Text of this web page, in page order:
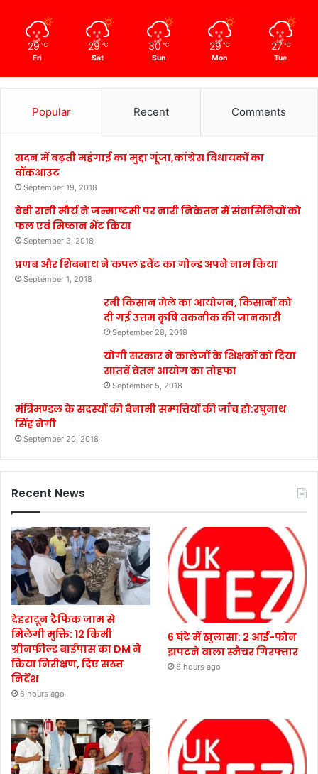
29 ℃
Fri
29 ℃
Sat
30 ℃
Sun
29 ℃
Mon
27 ℃
Tue
Popular Recent Comments
सदन में बढ़ती महंगाई का मुद्दा गूंजा,कांग्रेस विधायकों का
वॉकआउट
September 19, 2018
बेबी रानी मौर्य ने जन्माष्टमी पर नारी निकेतन में संवासिनियों को
फल एवं मिष्ठान भेंट किया
September 3, 2018
प्रणब और शिबनाथ ने कपल इवेंट का गोल्ड अपने नाम किया
September 1, 2018
रबी किसान मेले का आयोजन, किसानों को
दी गई उत्तम कृषि तकनीक की जानकारी
September 28, 2018
योगी सरकार ने कालेजों के शिक्षकों को दिया
सातवें वेतन आयोग का तोहफा
September 5, 2018
मंत्रिमण्डल के सदस्यों की बैनामी सम्पत्तियों की जाँच हो:रघुनाथ
सिंह नेगी
September 20, 2018
Recent News
देहरादून ट्रैफिक जाम से
मिलेगी मुक्ति: 12 किमी
ग्रीनफील्ड बाईपास का DM ने
किया निरीक्षण, दिए सख्त
निर्देश
6 hours ago
6 घंटे में खुलासा: 2 आई-फोन
झपटने वाला स्नैचर गिरफ्तार
6 hours ago